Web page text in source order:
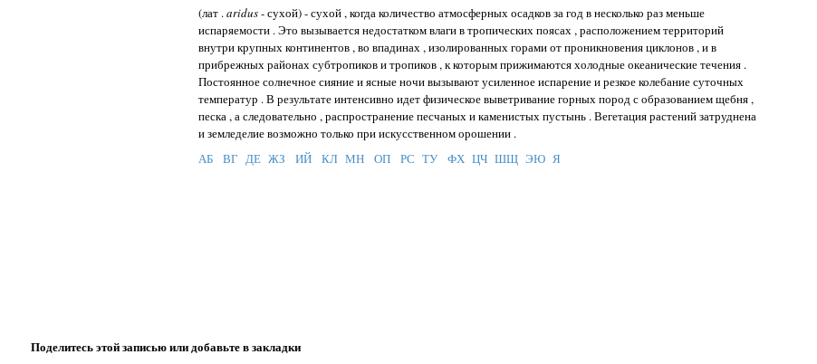
(лат .aridus- сyхой) - сухой , когда количество атмосферных осадков за год в несколько раз меньше
испаряемости . Это вызывается недостатком влаги в тропических поясах , расположением территорий
внутри крупных континентов , во впадинах , изолированных горами от проникновения циклонов , и в
прибрежных районах субтропиков и тропиков , к которым прижимаются холодные океанические течения .
Постоянное солнечное сияние и ясные ночи вызывают усиленное испарение и резкое колебание суточных
температур . В результате интенсивно идет физическое выветривание горных пород с образованием щебня ,
песка , а следовательно , распространение песчаных и каменистых пустынь . Вегетация растений затруднена
и земледелие возможно только при искусственном орошении .
АБ
ВГ ДЕ ЖЗ ИЙ КЛ МН ОП РС ТУ ФХ ЦЧ ШЩ ЭЮ Я
Поделитесь этой записью или добавьте в закладки